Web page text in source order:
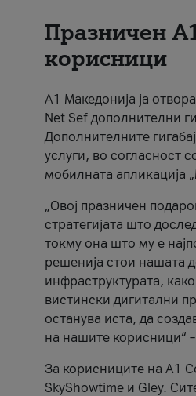
Празничен
корисници
А1 Македонија ја
Net Sef дополнителни
Дополнителните
услуги, во согласност
мобилната апликација
„Овој празничен
стратегијата што
токму она што му е
решенија стои нашата
инфраструктурата,
вистински дигитални
останува иста, да
на нашите корисници“
За корисниците на A1
SkyShowtime и Gley.